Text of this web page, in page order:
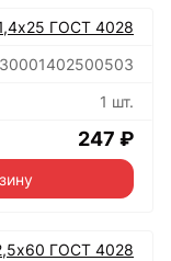
ГОСТ 4028
1 шт.
247 ₽
ГОСТ 4028